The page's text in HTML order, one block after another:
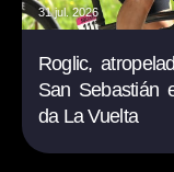
31 jul. 2026
Roglic,
San Sebastián
da La Vuelta